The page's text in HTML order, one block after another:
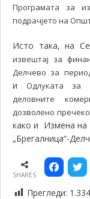
Програмата за
подрачјето на
Исто така, на
извештај за
Делчево за период
и Одлуката за
деловните
дозволено
како и Измена на
„Брегалница“-
SHARES
Прегледи: 1.334